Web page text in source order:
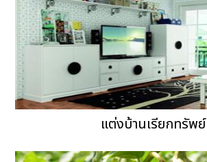
แต่งบ้านเรียกทรัพย์